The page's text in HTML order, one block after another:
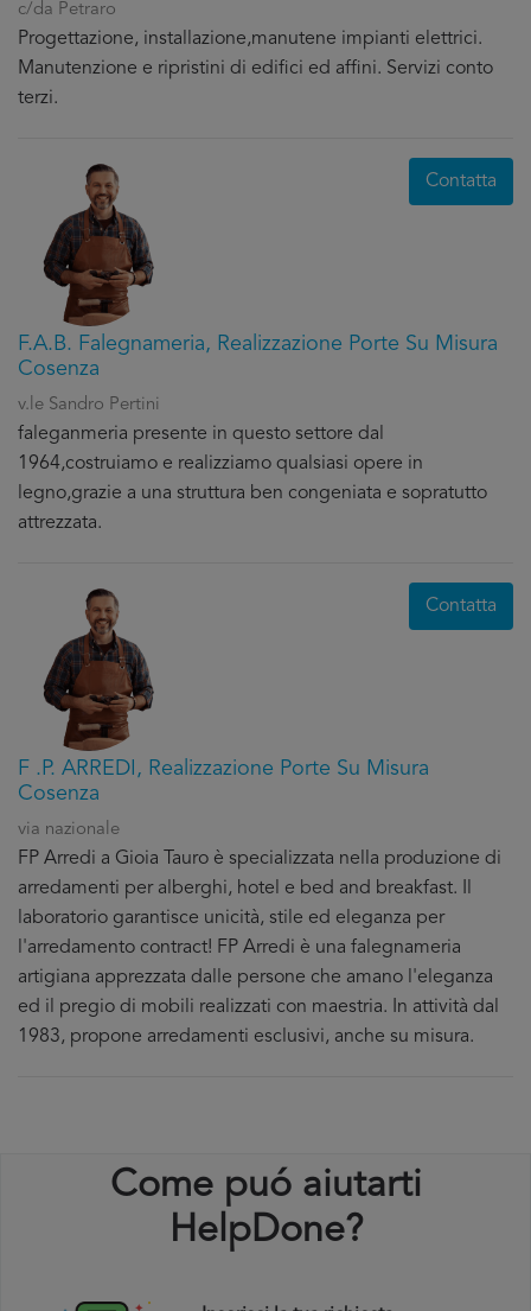
c/da Petraro
Progettazione, installazione,manutene impianti elettrici.
Manutenzione e ripristini di edifici ed affini. Servizi conto
terzi.
F.A.B. Falegnameria, Realizzazione Porte Su Misura
Cosenza
v.le Sandro Pertini
faleganmeria presente in questo settore dal
1964,costruiamo e realizziamo qualsiasi opere in
legno,grazie a una struttura ben congeniata e sopratutto
attrezzata.
Contatta
F .P. ARREDI, Realizzazione Porte Su Misura
Cosenza
via nazionale
FP Arredi a Gioia Tauro è specializzata nella produzione di
arredamenti per alberghi, hotel e bed and breakfast. Il
laboratorio garantisce unicità, stile ed eleganza per
l'arredamento contract! FP Arredi è una falegnameria
artigiana apprezzata dalle persone che amano l'eleganza
ed il pregio di mobili realizzati con maestria. In attività dal
1983, propone arredamenti esclusivi, anche su misura.
Contatta
Come puó aiutarti
HelpDone?